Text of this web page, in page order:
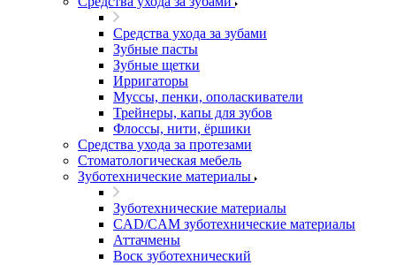
Средства ухода за зубами
Зубные пасты
Зубные щетки
Ирригаторы
Муссы, пенки, ополаскиватели
Трейнеры, капы для зубов
Флоссы, нити, ёршики
Средства ухода за протезами
Стоматологическая мебель
Зуботехнические материалы
Зуботехнические материалы
CAD/CAM зуботехнические материалы
Аттачмены
Воск зуботехнический